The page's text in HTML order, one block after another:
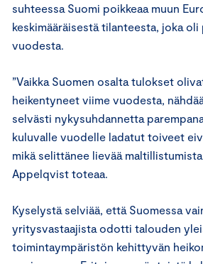
suhteessa Suomi poikkeaa muun
keskimääräisestä tilanteesta, joka
vuodesta.
”Vaikka Suomen osalta tulokset
heikentyneet viime vuodesta,
selvästi nykysuhdannetta
kuluvalle vuodelle ladatut toiveet
mikä selittänee lievää
Appelqvist toteaa.
Kyselystä selviää, että Suomessa
yritysvastaajista odotti talouden
toimintaympäristön kehittyvän